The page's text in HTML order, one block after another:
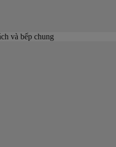
và bếp chung